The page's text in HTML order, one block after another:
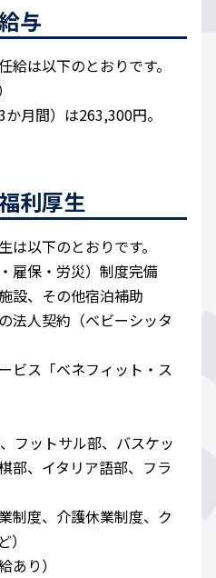
与
は以下のとおりです。
月間）は263,300円。
利厚生
以下のとおりです。
雇保・労災）制度完備
設、その他宿泊補助
法人契約（ベビーシッタ
ビス「ベネフィット・ス
フットサル部、バスケッ
部、イタリア語部、フラ
制度、介護休業制度、ク
あり）